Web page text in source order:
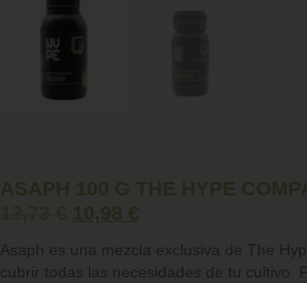
ASAPH 100 G THE HYPE
10,98 €
Asaph
es una mezcla exclusiva de The
cubrir todas las necesidades de tu cultivo.